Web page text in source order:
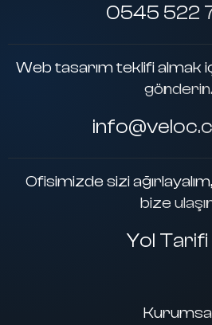
0545 522
Web tasarım teklifi almak
gönderin.
Ofisimizde sizi
bize
Yol Tarifi